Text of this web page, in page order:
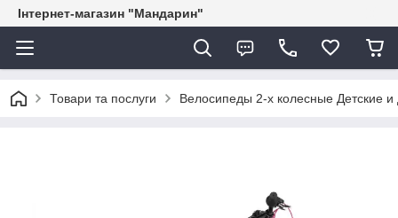
Інтернет-магазин "Мандарин"
Товари та послуги Велосипеды 2-х колесные Детские